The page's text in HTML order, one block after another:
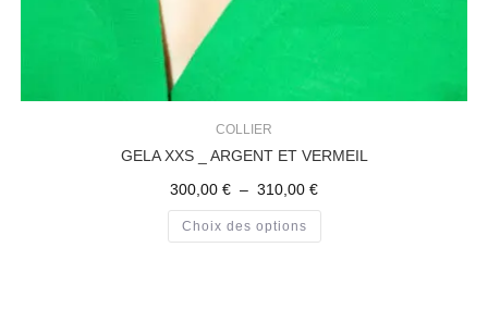
COLLIER
GELA XXS _ ARGENT ET VERMEIL
300,00 € – 310,00 €
Choix des options